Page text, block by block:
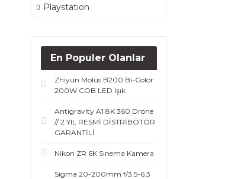
Playstation
En Populer Olanlar
Zhiyun Molus B200 Bi-Color
200W COB LED Işık
Antigravity A1 8K 360 Drone
// 2 YIL RESMİ DİSTRİBÖTÖR
GARANTİLİ
Nikon ZR 6K Sinema Kamera
Sigma 20-200mm f/3.5-6.3